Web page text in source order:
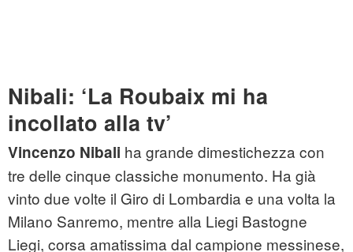
Nibali: ‘La Roubaix mi ha
incollato alla tv’
Vincenzo Nibali ha grande dimestichezza con
tre delle cinque classiche monumento. Ha già
vinto due volte il Giro di Lombardia e una volta la
Milano Sanremo, mentre alla Liegi Bastogne
Liegi, corsa amatissima dal campione messinese,